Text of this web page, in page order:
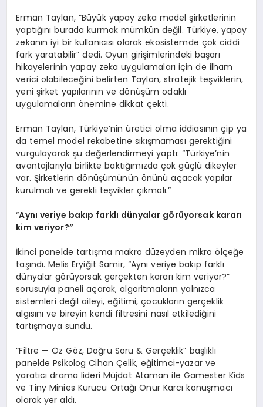
Erman Taylan, “Büyük yapay zeka model şirketlerinin
yaptığını burada kurmak mümkün değil. Türkiye, yapay
zekanın iyi bir kullanıcısı olarak ekosistemde çok ciddi
fark yaratabilir” dedi. Oyun girişimlerindeki başarı
hikayelerinin yapay zeka uygulamaları için de ilham
verici olabileceğini belirten Taylan, stratejik teşviklerin,
yeni şirket yapılarının ve dönüşüm odaklı
uygulamaların önemine dikkat çekti.
Erman Taylan, Türkiye’nin üretici olma iddiasının çip ya
da temel model rekabetine sıkışmaması gerektiğini
vurgulayarak şu değerlendirmeyi yaptı: “Türkiye’nin
avantajlarıyla birlikte baktığımızda çok güçlü dikeyler
var. Şirketlerin dönüşümünün önünü açacak yapılar
kurulmalı ve gerekli teşvikler çıkmalı.”
“Aynı veriye bakıp farklı dünyalar görüyorsak kararı
kim veriyor?”
İkinci panelde tartışma makro düzeyden mikro ölçeğe
taşındı. Melis Eryiğit Samir, “Aynı veriye bakıp farklı
dünyalar görüyorsak gerçekten kararı kim veriyor?”
sorusuyla paneli açarak, algoritmaların yalnızca
sistemleri değil aileyi, eğitimi, çocukların gerçeklik
algısını ve bireyin kendi filtresini nasıl etkilediğini
tartışmaya sundu.
“Filtre — Öz Göz, Doğru Soru & Gerçeklik” başlıklı
panelde Psikolog Cihan Çelik, eğitimci-yazar ve
yaratıcı drama lideri Müjdat Ataman ile Gamester Kids
ve Tiny Minies Kurucu Ortağı Onur Karcı konuşmacı
olarak yer aldı.